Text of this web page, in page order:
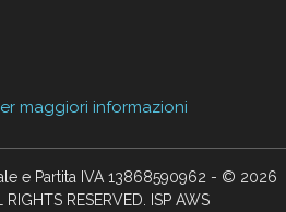
maggiori informazioni
e Partita IVA 13868590962 - © 2026
RESERVED. ISP AWS